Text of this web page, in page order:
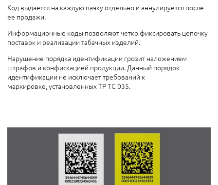
Код выдается на каждую пачку отдельно и аннулируется после
ее продажи.
Информационные коды позволяют четко фиксировать цепочку
поставок и реализации табачных изделий.
Нарушение порядка идентификации грозит наложением
штрафов и конфискацией продукции. Данный порядок
идентификации не исключает требований к
маркировке, установленных ТР ТС 035.